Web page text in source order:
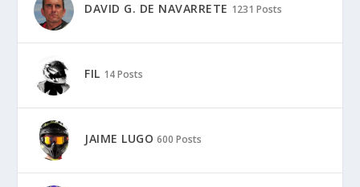
DAVID G. DE NAVARRETE 1231 Posts
FIL 14 Posts
JAIME LUGO 600 Posts